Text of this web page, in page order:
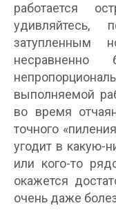
работается
удивляйтесь,
затупленным
несравненно
выполняемой
во время
точного
угодит в какую-
или кого-то
окажется
очень даже